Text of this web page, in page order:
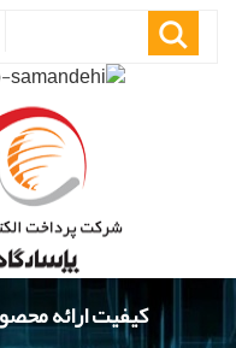
کیفیت ارائه